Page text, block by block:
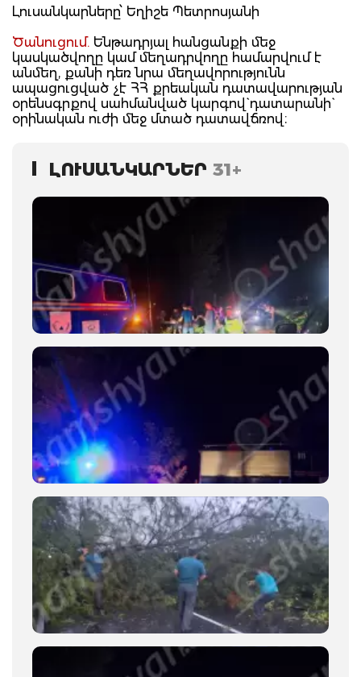
Լուսանկարները՝ Եղիշե Պետրոսյանի
Ծանուցում. Ենթադրյալ հանցանքի մեջ
կասկածվողը կամ մեղադրվողը համարվում է
անմեղ, քանի դեռ նրա մեղավորությունն
ապացուցված չէ ՀՀ քրեական դատավարության
օրենսգրքով սահմանված կարգով` դատարանի`
օրինական ուժի մեջ մտած դատավճռով։
ԼՈՒՍԱՆԿԱՐՆԵՐ 31+